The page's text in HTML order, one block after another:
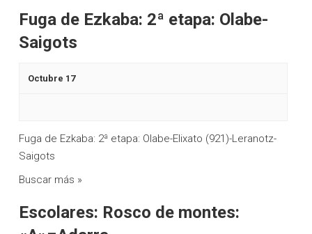
n
t
o
Fuga de Ezkaba: 2ª etapa: Olabe-
Saigots
Octubre 17
Fuga de Ezkaba: 2ª etapa: Olabe-Elixato (921)-Leranotz-
Saigots
Buscar más »
Escolares: Rosco de montes: